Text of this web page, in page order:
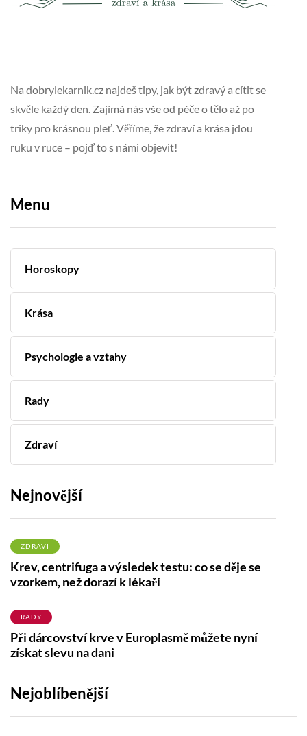
Na dobrylekarnik.cz najdeš tipy, jak být zdravý a cítit se
skvěle každý den. Zajímá nás vše od péče o tělo až po
triky pro krásnou pleť. Věříme, že zdraví a krása jdou
ruku v ruce – pojď to s námi objevit!
Menu
Horoskopy
Krása
Psychologie a vztahy
Rady
Zdraví
Nejnovější
ZDRAVÍ
Krev, centrifuga a výsledek testu: co se děje se
vzorkem, než dorazí k lékaři
RADY
Při dárcovství krve v Europlasmě můžete nyní
získat slevu na dani
Nejoblíbenější